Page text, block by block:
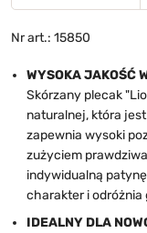
Nr art.: 15850
WYSOKA JAKOŚĆ
Skórzany plecak
naturalnej, która
zapewnia wysoki
zużyciem
indywidualną
charakter i odróżnia
IDEALNY DLA